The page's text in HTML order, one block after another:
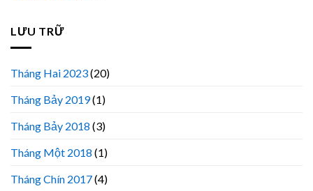
LƯU TRỮ
Tháng Hai 2023(20)
Tháng Bảy 2019(1)
Tháng Bảy 2018 (3)
Tháng Một 2018 (1)
Tháng Chín 2017(4)